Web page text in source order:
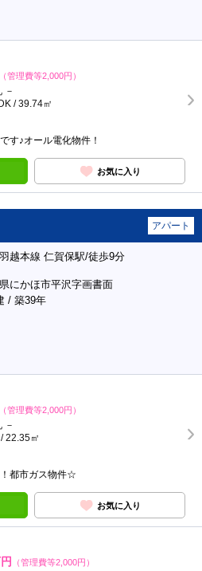
（管理費等2,000円）
－
/ 39.74㎡
す♪オール電化物件！
お気に入り
アパート
越本線 仁賀保駅/徒歩9分
にかほ市平沢字画書面
/ 築39年
（管理費等2,000円）
－
22.35㎡
都市ガス物件☆
お気に入り
（管理費等2,000円）